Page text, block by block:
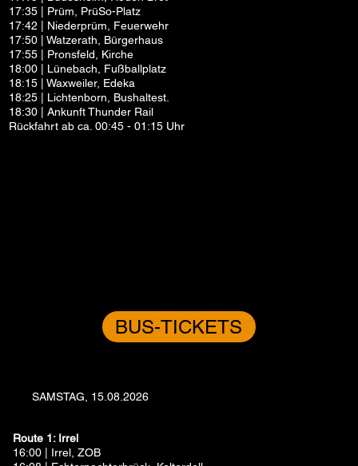
17:35 | Prüm, PrüSo-Platz
17:42 | Niederprüm, Feuerwehr
17:50 | Watzerath, Bürgerhaus
17:55 | Pronsfeld, Kirche
18:00 | Lünebach, Fußballplatz
18:15 | Waxweiler, Edeka
18:25 | Lichtenborn, Bushaltest.
18:30 | Ankunft Thunder Rail
Rückfahrt ab ca. 00:45 - 01:15 Uhr
BUS-TICKETS
Route 1: Irrel
16:00 | Irrel, ZOB
SAMSTAG, 15.08.2026